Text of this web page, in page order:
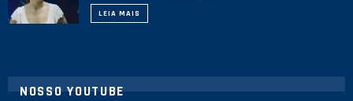
LEIA MAIS
NOSSO YOUTUBE